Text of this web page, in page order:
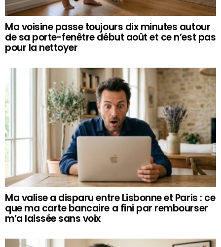
Ma voisine passe toujours dix minutes autour
de sa porte-fenêtre début août et ce n’est pas
pour la nettoyer
Ma valise a disparu entre Lisbonne et Paris : ce
que ma carte bancaire a fini par rembourser
m’a laissée sans voix